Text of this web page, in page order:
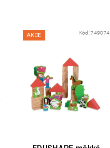
AKCE Kód:749074